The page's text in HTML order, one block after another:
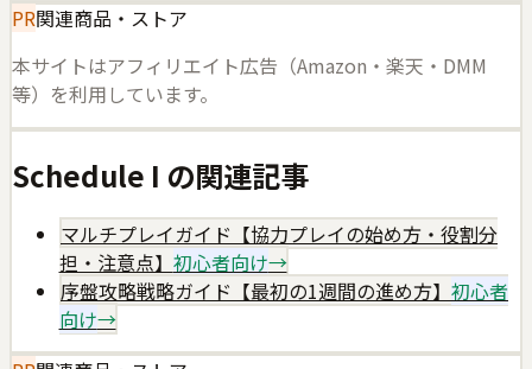
PR関連商品・ストア
本サイトはアフィリエイト広告（Amazon・楽天・DMM
等）を利用しています。
Schedule I の関連記事
マルチプレイガイド【協力プレイの始め方・役割分
担・注意点】 初心者向け→
序盤攻略戦略ガイド【最初の1週間の進め方】 初心者
向け→